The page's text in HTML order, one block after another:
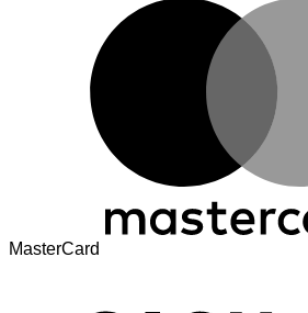
MasterCard